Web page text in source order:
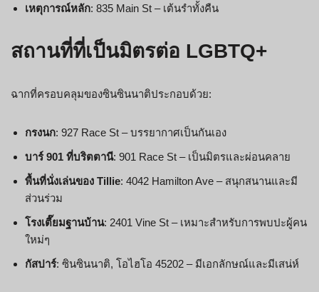
เหตุการณ์หลัก: 835 Main St – เต้นรำทั้งคืน
สถานที่ที่เป็นมิตรต่อ LGBTQ+
ฉากที่ครอบคลุมของซินซินนาติประกอบด้วย:
กรงนก: 927 Race St – บรรยากาศเป็นกันเอง
บาร์ 901 ที่บริตตานี: 901 Race St – เป็นมิตรและผ่อนคลาย
พื้นที่นั่งเล่นของ Tillie: 4042 Hamilton Ave – สนุกสนานและมี
ส่วนร่วม
โรงเตี๊ยมฐานบ้าน: 2401 Vine St – เหมาะสำหรับการพบปะผู้คน
ใหม่ๆ
กัสปาร์: ซินซินนาติ, โอไฮโอ 45202 – มีเอกลักษณ์และมีเสน่ห์